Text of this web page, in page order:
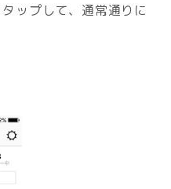
ップして、通常通りに